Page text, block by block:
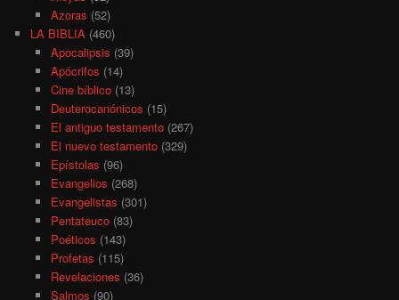
Azoras (52)
LA BIBLIA (460)
Apocalipsis (39)
Apócrifos (14)
Cine bíblico(13)
Deuterocanónicos (15)
El antiguo testamento(267)
El nuevo testamento(329)
Epístolas (96)
Evangelios (268)
Evangelistas (301)
Pentateuco(83)
Poéticos (143)
Profetas (115)
Revelaciones (36)
Salmos (90)